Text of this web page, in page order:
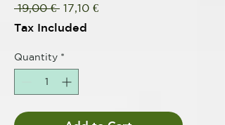
19,00 € Regular
Price
17,10 €Sale
Tax Included
Quantity *